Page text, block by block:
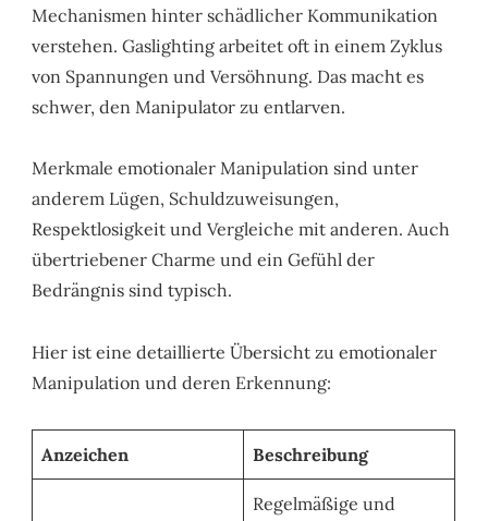
Mechanismen hinter schädlicher Kommunikation
verstehen. Gaslighting arbeitet oft in einem Zyklus
von Spannungen und Versöhnung. Das macht es
schwer, den Manipulator zu entlarven.
Merkmale emotionaler Manipulation sind unter
anderem Lügen, Schuldzuweisungen,
Respektlosigkeit und Vergleiche mit anderen. Auch
übertriebener Charme und ein Gefühl der
Bedrängnis sind typisch.
Hier ist eine detaillierte Übersicht zu emotionaler
Manipulation und deren Erkennung:
Anzeichen Beschreibung
Regelmäßige und